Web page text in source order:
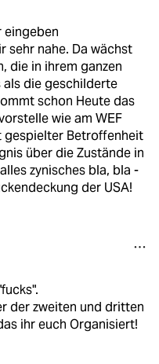
eingeben
sehr nahe. Da wächst
die in ihrem ganzen
als die geschilderte
schon Heute das
wie am WEF
gespielter Betroffenheit
über die Zustände in
zynisches bla, bla -
der USA!
der zweiten und dritten
ihr euch Organisiert!